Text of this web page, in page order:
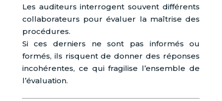
Les auditeurs interrogent souvent différents
collaborateurs pour évaluer la maîtrise des
procédures.
Si ces derniers ne sont pas informés ou
formés, ils risquent de donner des réponses
incohérentes, ce qui fragilise l’ensemble de
l’évaluation.